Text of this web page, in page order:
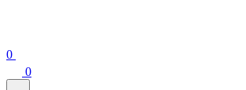
0
0